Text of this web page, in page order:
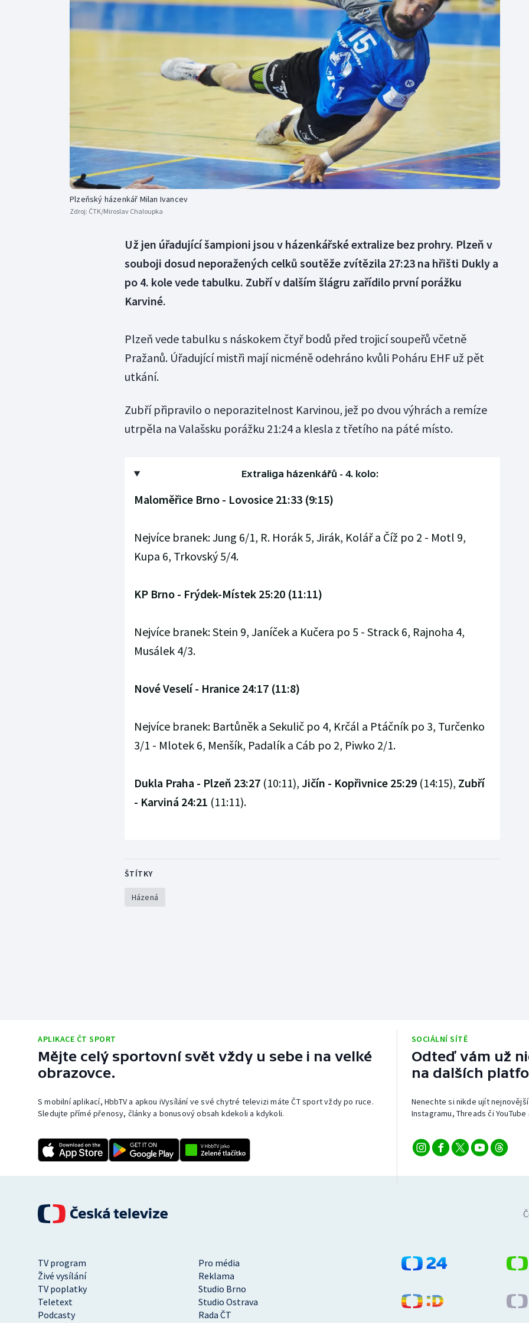
Curling
Dostihy
Florbal
Futsal
Gymnastika
Moderní pětiboj
Motorsport
Olympijské hry
Parasport
Plavání
Plážový volejbal
Triatlon
Vodní slalom
Plzeňský házenkář Milan Ivancev
Zdroj: ČTK/Miroslav Chaloupka
Už jen úřadující šampioni jsou v házenkářské extralize bez prohry. Plzeň v
souboji dosud neporažených celků soutěže zvítězila 27:23 na hřišti Dukly a
po 4. kole vede tabulku. Zubří v dalším šlágru zařídilo první porážku
Karviné.
Plzeň vede tabulku s náskokem čtyř bodů před trojicí soupeřů včetně
Pražanů. Úřadující mistři mají nicméně odehráno kvůli Poháru EHF už pět
utkání.
Zubří připravilo o neporazitelnost Karvinou, jež po dvou výhrách a remíze
utrpěla na Valašsku porážku 21:24 a klesla z třetího na páté místo.
Extraliga házenkářů - 4. kolo:
Maloměřice Brno - Lovosice 21:33 (9:15)
Nejvíce branek: Jung 6/1, R. Horák 5, Jirák, Kolář a Číž po 2 - Motl 9,
Kupa 6, Trkovský 5/4.
KP Brno - Frýdek-Místek 25:20 (11:11)
Nejvíce branek: Stein 9, Janíček a Kučera po 5 - Strack 6, Rajnoha 4,
Musálek 4/3.
Nové Veselí - Hranice 24:17 (11:8)
Nejvíce branek: Bartůněk a Sekulič po 4, Krčál a Ptáčník po 3, Turčenko
3/1 - Mlotek 6, Menšík, Padalík a Cáb po 2, Piwko 2/1.
Dukla Praha - Plzeň 23:27(10:11), Jičín - Kopřivnice 25:29(14:15), Zubří
- Karviná 24:21 (11:11).
ŠTÍTKY
Házená
APLIKACE ČT SPORT
Mějte celý sportovní svět vždy u sebe i na velké
obrazovce.
S mobilní aplikací, HbbTV a apkou iVysílání ve své chytré televizi máte ČT sport vždy po ruce.
Sledujte přímé přenosy, články a bonusový obsah kdekoli a kdykoli.
SOCIÁLNÍ SÍTĚ
Odteď vám už
na dalších
Nenechte si nikde ujít
Instagramu, Threads či
TV program
Pro média
Živé vysílání
Reklama
TV poplatky
Studio Brno
Teletext
Studio Ostrava
Podcasty
Rada ČT